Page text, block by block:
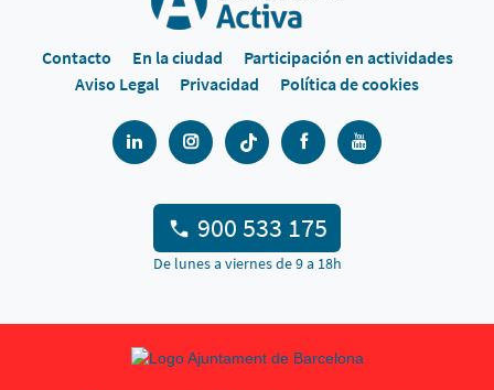
Contacto En la ciudad
Participación en actividades
Aviso Legal
Privacidad Política de cookies
900 533 175
De lunes a viernes de 9 a 18h